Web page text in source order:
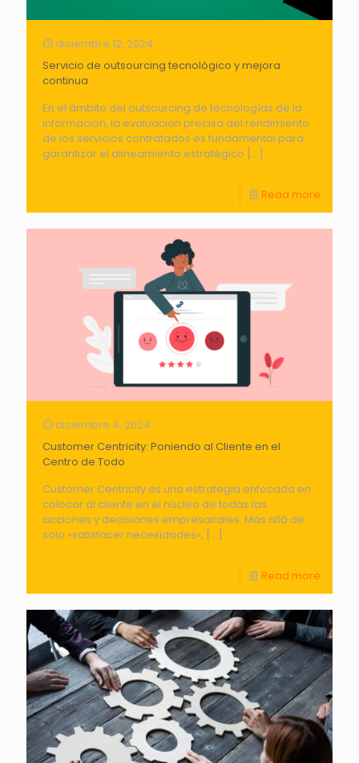
diciembre 12, 2024
Servicio de outsourcing tecnológico y mejora
continua
En el ámbito del outsourcing de tecnologías de la
información, la evaluación precisa del rendimiento
de los servicios contratados es fundamental para
garantizar el alineamiento estratégico […]
Read more
diciembre 4, 2024
Customer Centricity: Poniendo al Cliente en el
Centro de Todo
Customer Centricity es una estrategia enfocada en
colocar al cliente en el núcleo de todas las
acciones y decisiones empresariales. Más allá de
solo «satisfacer necesidades», […]
Read more